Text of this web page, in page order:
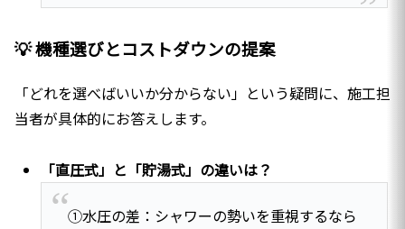
💡 機種選びとコストダウンの提案
「どれを選べばいいか分からない」という疑問に、施工担
当者が具体的にお答えします。
「直圧式」と「貯湯式」の違いは？
①水圧の差：シャワーの勢いを重視するなら